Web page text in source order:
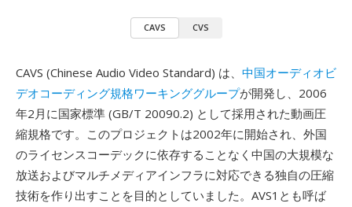
CAVS CVS
CAVS (Chinese Audio Video Standard) は、 中国オーディオビ
デオコーディング規格ワーキンググループが開発し、2006
年2月に国家標準 (GB/T 20090.2) として採用された動画圧
縮規格です。このプロジェクトは2002年に開始され、外国
のライセンスコーデックに依存することなく中国の大規模な
放送およびマルチメディアインフラに対応できる独自の圧縮
技術を作り出すことを目的としていました。AVS1とも呼ば